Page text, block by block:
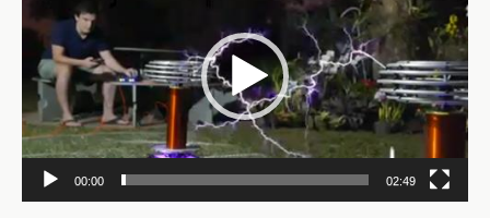
00:00 02:49